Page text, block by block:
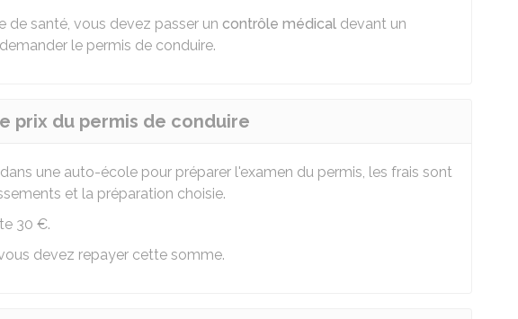
de santé, vous devez passer un contrôle médical devant un
le permis de conduire.
prix du permis de conduire
une auto-école pour préparer l'examen du permis, les frais sont
et la préparation choisie.
30 €.
devez repayer cette somme.